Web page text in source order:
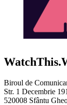
Biroul de
Str. 1 Decembrie
520008 Sfântu